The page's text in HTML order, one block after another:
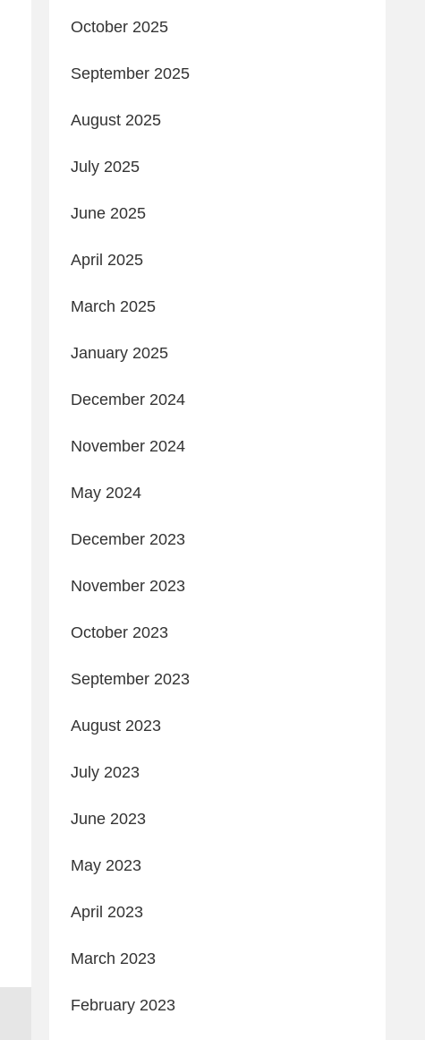
October 2025
September 2025
August 2025
July 2025
June 2025
April 2025
March 2025
January 2025
December 2024
November 2024
May 2024
December 2023
November 2023
October 2023
September 2023
August 2023
July 2023
June 2023
May 2023
April 2023
March 2023
February 2023